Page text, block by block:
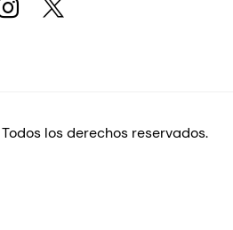
los derechos reservados.